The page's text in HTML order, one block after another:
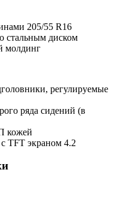
205/55 R16
стальным диском
молдинг
регулируемые
ряда сидений (в
кожей
TFT экраном 4.2